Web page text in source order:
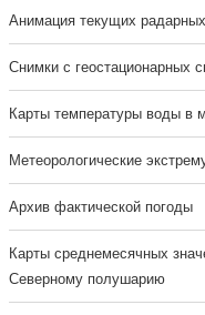
Анимация текущих
Cнимки с геостационарных
Карты температуры воды в
Метеорологические
Архив фактической погоды
Карты среднемесячных
Северному полушарию